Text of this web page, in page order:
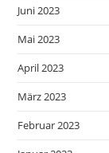
Juni 2023
Mai 2023
April 2023
März 2023
Februar 2023